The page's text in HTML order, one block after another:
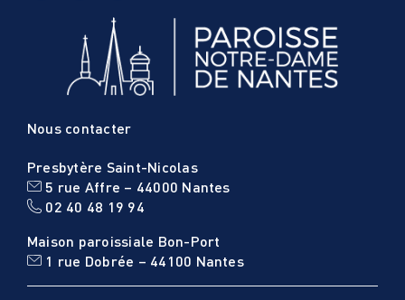
Nous contacter
Presbytère Saint-Nicolas
5 rue Affre – 44000 Nantes
02 40 48 19 94
Maison paroissiale Bon-Port
1 rue Dobrée – 44100 Nantes